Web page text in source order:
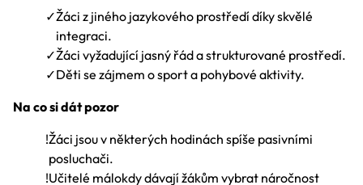
✓Žáci z jiného jazykového prostředí díky skvělé
integraci.
✓Žáci vyžadující jasný řád a strukturované prostředí.
✓Děti se zájmem o sport a pohybové aktivity.
Na co si dát pozor
!Žáci jsou v některých hodinách spíše pasivními
posluchači.
!Učitelé málokdy dávají žákům vybrat náročnost